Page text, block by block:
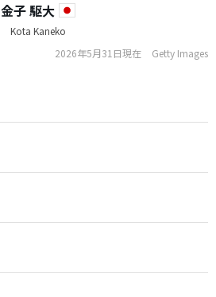
金子 駆大
Kota Kaneko
2026年5月31日現在
Getty Images